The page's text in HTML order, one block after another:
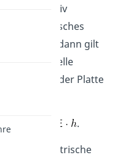
die negativ
ein elektrisches
besitzt, dann gilt
potentielle
von der Platte
.
das elektrische